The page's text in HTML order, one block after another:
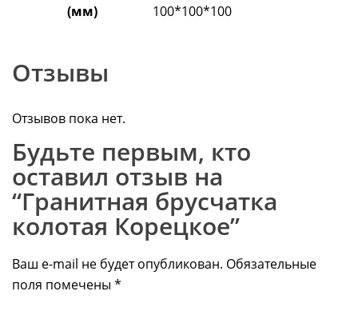
(мм)
100*100*100
Отзывы
Отзывов пока нет.
Будьте первым, кто
оставил отзыв на
“Гранитная брусчатка
колотая Корецкое”
Ваш e-mail не будет опубликован. Обязательные
поля помечены *